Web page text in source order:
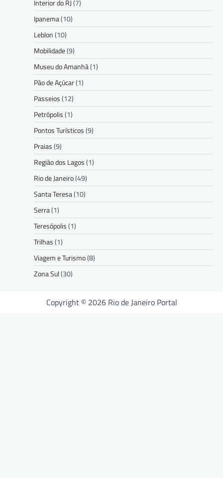
Interior do RJ(7)
Ipanema(10)
Leblon(10)
Mobilidade(9)
Museu do Amanhã(1)
Pão de Açúcar(1)
Passeios(12)
Petrópolis(1)
Pontos Turísticos(9)
Praias(9)
Região dos Lagos(1)
Rio de Janeiro(49)
Santa Teresa(10)
Serra(1)
Teresópolis(1)
Trilhas(1)
Viagem e Turismo(8)
Zona Sul(30)
Copyright © 2026 Rio de Janeiro Portal